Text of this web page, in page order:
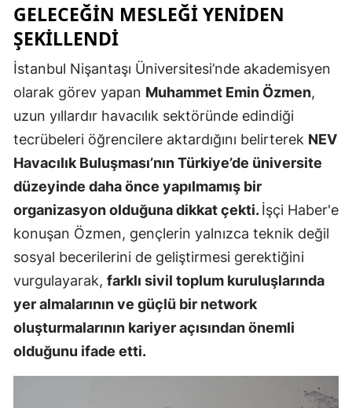
Mersin
İstanbul
İzmir
Kastamonu
Kayseri
Kocaeli
Kütahya
GELECEĞIN MESLEĞI YENIDEN
ŞEKILLENDI
İstanbul Nişantaşı Üniversitesi’nde akademisyen
olarak görev yapan Muhammet Emin Özmen,
uzun yıllardır havacılık sektöründe edindiği
tecrübeleri öğrencilere aktardığını belirterek NEV
Havacılık Buluşması’nın Türkiye’de üniversite
düzeyinde daha önce yapılmamış bir
organizasyon olduğuna dikkat çekti.İşçi Haber'e
konuşan Özmen, gençlerin yalnızca teknik değil
sosyal becerilerini de geliştirmesi gerektiğini
vurgulayarak, farklı sivil toplum kuruluşlarında
yer almalarının ve güçlü bir network
oluşturmalarının kariyer açısından önemli
olduğunu ifade etti.